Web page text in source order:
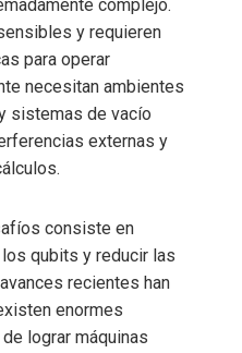
complejo.
y requieren
para operar
necesitan ambientes
sistemas de vacío
externas y
consiste en
qubits y reducir las
recientes han
enormes
lograr máquinas